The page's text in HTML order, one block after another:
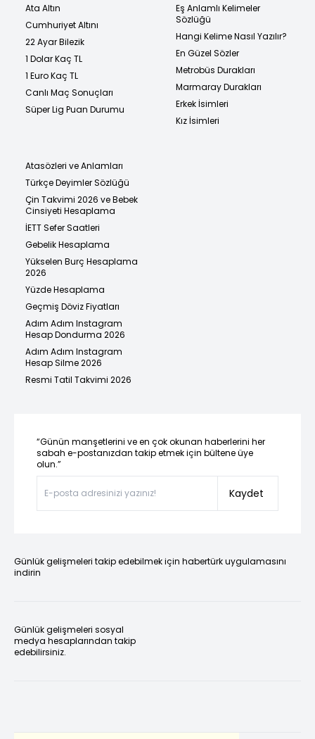
Ata Altın
Cumhuriyet Altını
22 Ayar Bilezik
1 Dolar Kaç TL
1 Euro Kaç TL
Canlı Maç Sonuçları
Süper Lig Puan Durumu
Eş Anlamlı Kelimeler
Sözlüğü
Hangi Kelime Nasıl Yazılır?
En Güzel Sözler
Metrobüs Durakları
Marmaray Durakları
Erkek İsimleri
Kız İsimleri
Atasözleri ve Anlamları
Türkçe Deyimler Sözlüğü
Çin Takvimi 2026 ve Bebek
Cinsiyeti Hesaplama
İETT Sefer Saatleri
Gebelik Hesaplama
Yükselen Burç Hesaplama
2026
Yüzde Hesaplama
Geçmiş Döviz Fiyatları
Adım Adım Instagram
Hesap Dondurma 2026
Adım Adım Instagram
Hesap Silme 2026
Resmi Tatil Takvimi 2026
“Günün manşetlerini ve en çok okunan haberlerini her
sabah e-postanızdan takip etmek için bültene üye
olun.”
Kaydet
Günlük gelişmeleri takip edebilmek için habertürk uygulamasını
indirin
Günlük gelişmeleri sosyal
medya hesaplarından takip
edebilirsiniz.